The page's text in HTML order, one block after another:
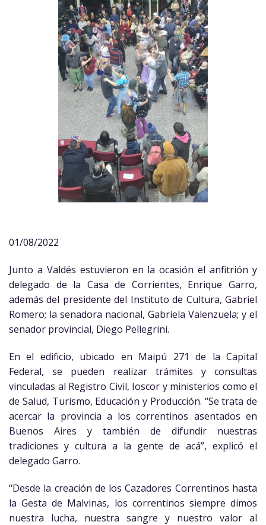
01/08/2022
Junto a Valdés estuvieron en la ocasión el anfitrión y
delegado de la Casa de Corrientes, Enrique Garro,
además del presidente del Instituto de Cultura, Gabriel
Romero; la senadora nacional, Gabriela Valenzuela; y el
senador provincial, Diego Pellegrini.
En el edificio, ubicado en Maipú 271 de la Capital
Federal, se pueden realizar trámites y consultas
vinculadas al Registro Civil, Ioscor y ministerios como el
de Salud, Turismo, Educación y Producción. “Se trata de
acercar la provincia a los correntinos asentados en
Buenos Aires y también de difundir nuestras
tradiciones y cultura a la gente de acá”, explicó el
delegado Garro.
“Desde la creación de los Cazadores Correntinos hasta
la Gesta de Malvinas, los correntinos siempre dimos
nuestra lucha, nuestra sangre y nuestro valor al